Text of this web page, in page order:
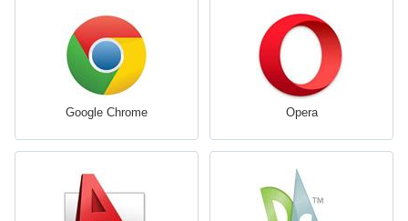
Google Chrome Opera